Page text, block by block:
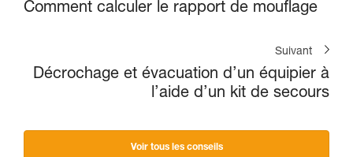
Comment calculer le rapport de mouflage
Suivant
Décrochage et évacuation d’un équipier à
l’aide d’un kit de secours
Voir tous les conseils